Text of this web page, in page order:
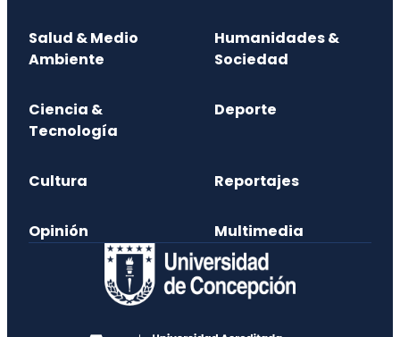
Salud & Medio
Ambiente
Humanidades &
Sociedad
Ciencia &
Tecnología
Deporte
Cultura Reportajes
Opinión Multimedia